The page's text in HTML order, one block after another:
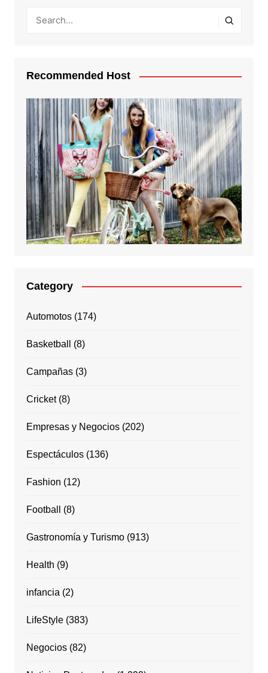
Recommended Host
Category
Automotos(174)
Basketball (8)
Campañas(3)
Cricket(8)
Empresas y Negocios(202)
Espectáculos(136)
Fashion (12)
Football (8)
Gastronomía y Turismo(913)
Health (9)
infancia (2)
LifeStyle(383)
Negocios(82)